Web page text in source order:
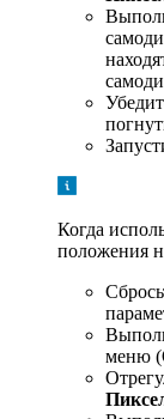
Когда
положения
меню